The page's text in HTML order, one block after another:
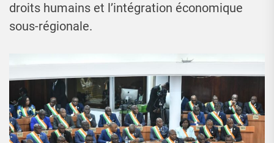
droits humains et l’intégration économique
sous-régionale.